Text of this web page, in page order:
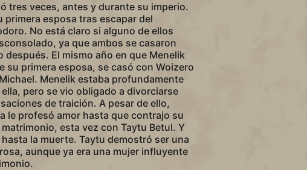
tres veces, antes y durante su imperio.
primera esposa tras escapar del
No está claro si alguno de ellos
ya que ambos se casaron
después. El mismo año en que Menelik
su primera esposa, se casó con Woizero
Menelik estaba profundamente
pero se vio obligado a divorciarse
de traición. A pesar de ello,
le profesó amor hasta que contrajo su
esta vez con Taytu Betul. Y
la muerte. Taytu demostró ser una
aunque ya era una mujer influyente